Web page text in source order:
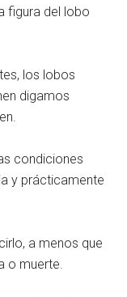
figura del lobo
los lobos
digamos
condiciones
y prácticamente
a menos que
o muerte.